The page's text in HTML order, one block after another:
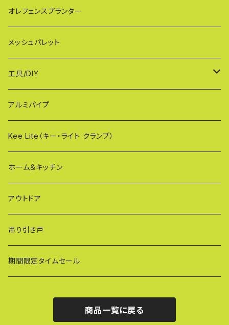
AXG（パネル兼用タイプ）
MXG（最高級 パネル兼用タイプ）
CXG（パネル取付不可タイプ）
XXG（パネル専用タイプ）
OXG（二輪・二輪・一輪/傾斜地対応アルミゲート）
奥行ワイド KB114
シンプルモデル KB90-PT
VXGシリーズ（ご家庭用）
WXGシリーズ（ご家庭用）
TXGシリーズ（ご家庭用/和風）
幅60cmタイプ
幅90cmタイプ
幅120cmタイプ
オレフェンスプランター
メッシュパレット
工具/DIY
荷揚げバケツ
樹脂製止水パネル
ザ・クランプ
蝶ボルト
建築補材
アルミパイプ
Kee Lite（キー・ライト クランプ）
ホーム＆キッチン
アウトドア
吊り引き戸
期間限定タイムセール
商品一覧に戻る